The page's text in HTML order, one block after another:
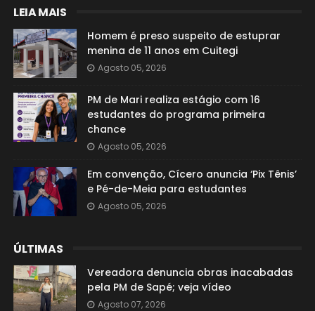
LEIA MAIS
Homem é preso suspeito de estuprar
menina de 11 anos em Cuitegi
Agosto 05, 2026
PM de Mari realiza estágio com 16
estudantes do programa primeira
chance
Agosto 05, 2026
Em convenção, Cícero anuncia ‘Pix Tênis’
e Pé-de-Meia para estudantes
Agosto 05, 2026
ÚLTIMAS
Vereadora denuncia obras inacabadas
pela PM de Sapé; veja vídeo
Agosto 07, 2026